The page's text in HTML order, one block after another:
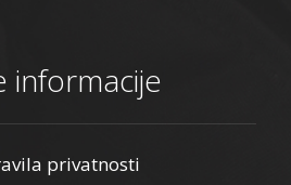
informacije
privatnosti